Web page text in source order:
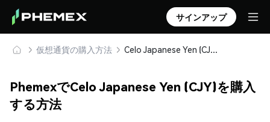
サインアップ
仮想通貨の購入方法 Celo Japanese Yen (CJY) を安全に購入・保管
PhemexでCelo Japanese Yen (CJY)を購入
する方法